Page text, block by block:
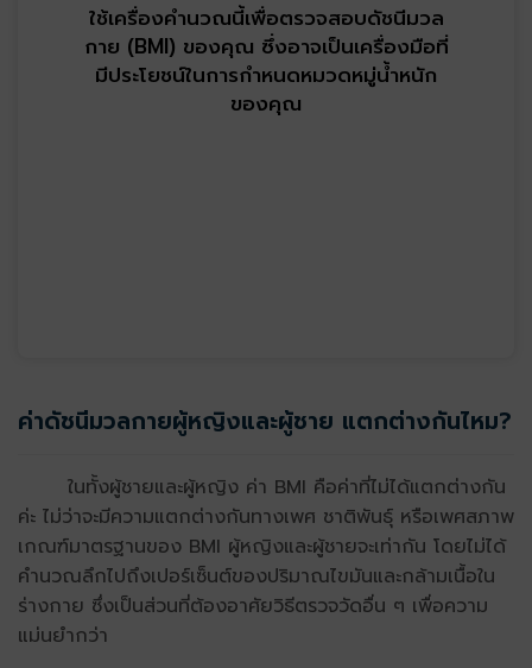
ใช้เครื่องคำนวณนี้เพื่อตรวจสอบดัชนีมวล
กาย (BMI) ของคุณ ซึ่งอาจเป็นเครื่องมือที่
มีประโยชน์ในการกำหนดหมวดหมู่น้ำหนัก
ของคุณ
ค่าดัชนีมวลกายผู้หญิงและผู้ชาย แตกต่างกันไหม?
ในทั้งผู้ชายและผู้หญิง ค่า BMI คือค่าที่ไม่ได้แตกต่างกัน
ค่ะ ไม่ว่าจะมีความแตกต่างกันทางเพศ ชาติพันธุ์ หรือเพศสภาพ
เกณฑ์มาตรฐานของ BMI ผู้หญิงและผู้ชายจะเท่ากัน โดยไม่ได้
คำนวณลึกไปถึงเปอร์เซ็นต์ของปริมาณไขมันและกล้ามเนื้อใน
ร่างกาย ซึ่งเป็นส่วนที่ต้องอาศัยวิธีตรวจวัดอื่น ๆ เพื่อความ
แม่นยำกว่า